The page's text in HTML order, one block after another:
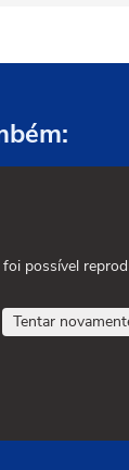
foi possível
Tentar